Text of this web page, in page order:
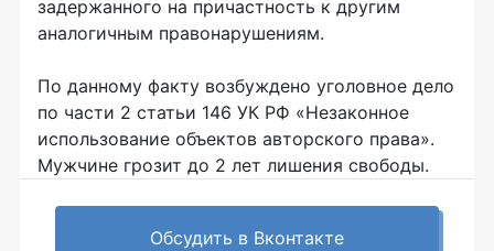
задержанного на причастность к другим
аналогичным правонарушениям.
По данному факту возбуждено уголовное дело
по части 2 статьи 146 УК РФ «Незаконное
использование объектов авторского права».
Мужчине грозит до 2 лет лишения свободы.
Обсудить в Вконтакте